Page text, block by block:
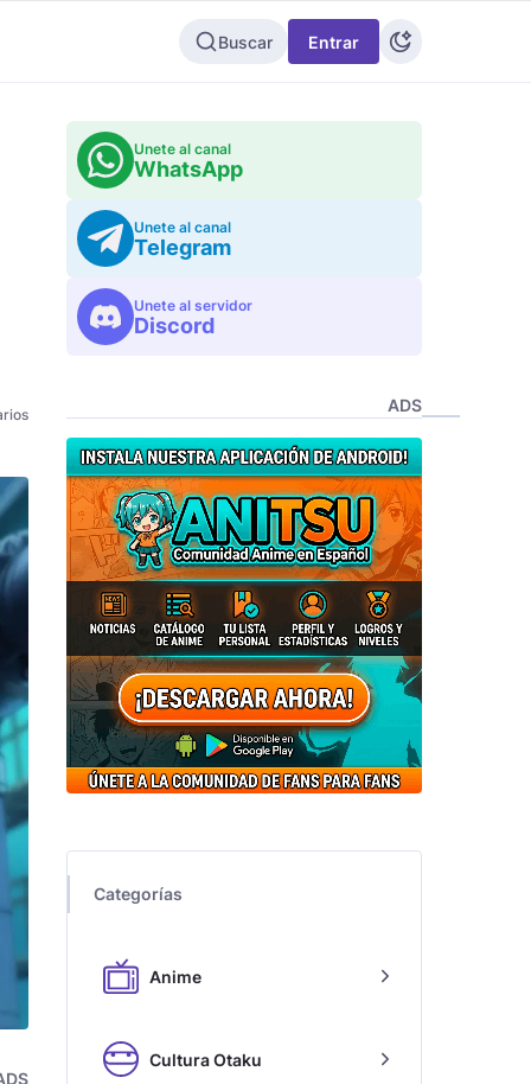
Buscar Entrar
Unete al canal
WhatsApp
Unete al canal
Telegram
Unete al servidor
Discord
ADS
Categorías
Anime
Cultura Otaku